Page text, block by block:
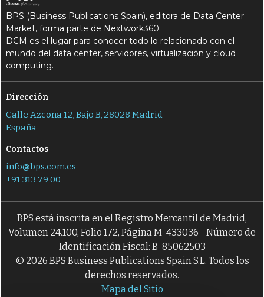
BPS (Business Publications Spain), editora de Data Center
Market, forma parte de Nextwork360.
DCM es el lugar para conocer todo lo relacionado con el
mundo del data center, servidores, virtualización y cloud
computing.
Dirección
Calle Azcona 12, Bajo B, 28028 Madrid
España
Contactos
info@bps.com.es
+91 313 79 00
BPS está inscrita en el Registro Mercantil de Madrid,
Volumen 24.100, Folio 172, Página M-433036 - Número de
Identificación Fiscal: B-85062503
© 2026 BPS Business Publications Spain S.L. Todos los
derechos reservados.
Mapa del Sitio